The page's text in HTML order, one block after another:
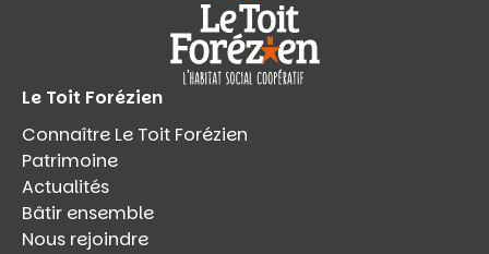
Le Toit Forézien
Connaître Le Toit Forézien
Patrimoine
Actualités
Bâtir ensemble
Nous rejoindre